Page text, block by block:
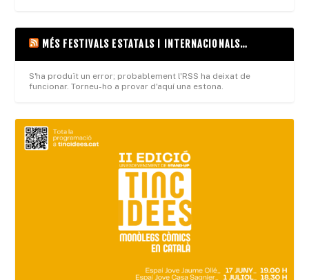
MÉS FESTIVALS ESTATALS I INTERNACIONALS…
S'ha produït un error; probablement l'RSS ha deixat de
funcionar. Torneu-ho a provar d'aquí una estona.